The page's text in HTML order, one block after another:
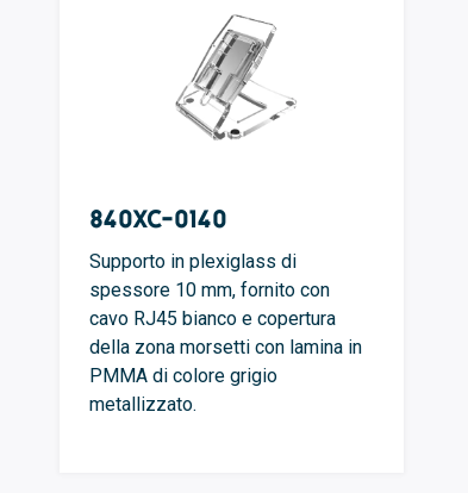
840XC-0140
Supporto in plexiglass di
spessore 10 mm, fornito con
cavo RJ45 bianco e copertura
della zona morsetti con lamina in
PMMA di colore grigio
metallizzato.